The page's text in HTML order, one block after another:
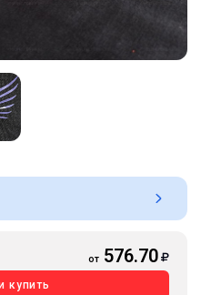
от 576.70
купить